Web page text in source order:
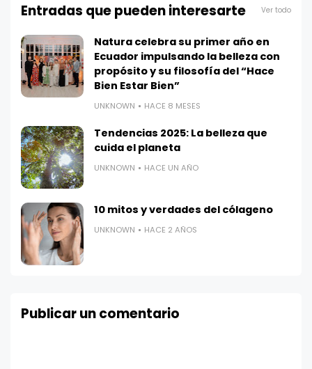
Entradas que pueden interesarte Ver todo
Natura celebra su primer año en
Ecuador impulsando la belleza con
propósito y su filosofía del “Hace
Bien Estar Bien”
UNKNOWN HACE 8 MESES
Tendencias 2025: La belleza que
cuida el planeta
UNKNOWN HACE UN AÑO
10 mitos y verdades del cólageno
UNKNOWN HACE 2 AÑOS
Publicar un comentario